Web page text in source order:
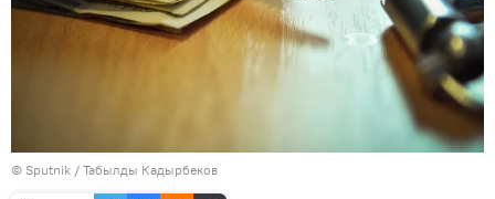
© Sputnik / Табылды Кадырбеков